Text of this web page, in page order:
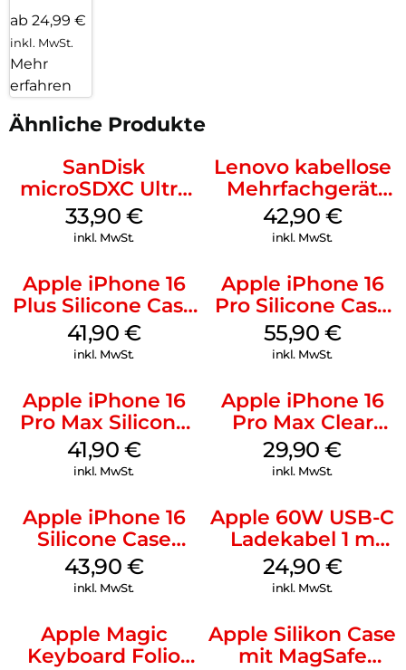
ab 24,99 €
inkl. MwSt.
Mehr
erfahren
Ähnliche Produkte
SanDisk
microSDXC Ultra
128 GB + Adapter
Mobile
33,90 €
inkl. MwSt.
Lenovo kabellose
Mehrfachgerät
Luna Grey
42,90 €
inkl. MwSt.
Apple iPhone 16
Plus Silicone Case
MagSafe Stone
Gray
41,90 €
inkl. MwSt.
Apple iPhone 16
Pro Silicone Case
MagSafe Stone
Gray
55,90 €
inkl. MwSt.
Apple iPhone 16
Pro Max Silicone
Case MagSafe
Ultramarine
41,90 €
inkl. MwSt.
Apple iPhone 16
Pro Max Clear
Case MagSafe
Transparent
29,90€
inkl. MwSt.
Apple iPhone 16
Silicone Case
MagSafe Plum
43,90 €
inkl. MwSt.
Apple 60W USB-C
Ladekabel 1 m
Weiß
24,90 €
inkl. MwSt.
Apple Magic
Keyboard Folio
Apple Silikon Case
mit MagSafe